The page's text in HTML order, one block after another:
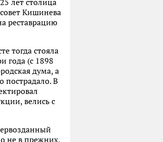
лет столица
Кишинева
реставрацию
тогда стояла
года (с 1898
дума, а
пострадало. В
велись с
не в прежних,